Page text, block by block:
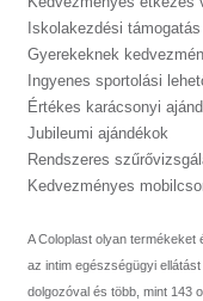
Iskolakezdési támogatás
Gyerekeknek
Ingyenes sportolási
Értékes karácsonyi
Jubileumi ajándékok
Rendszeres
Kedvezményes
A Coloplast olyan
az intim egészségügyi
dolgozóval és több, mint 143